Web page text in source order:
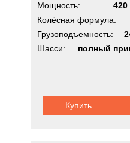
Мощность:
420
Колёсная формула:
Грузоподъемность:
Шасси:
полный
Купить